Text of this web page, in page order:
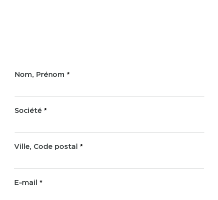
Nom, Prénom
Société
Ville, Code postal
E-mail